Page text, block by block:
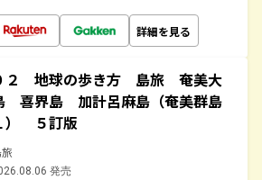
詳細を見る
２ 地球の歩き方 島旅 奄美大
喜界島 加計呂麻島（奄美群島
） ５訂版
発売